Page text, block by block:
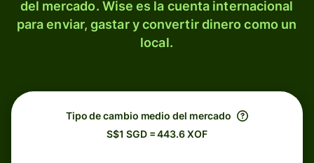
del mercado. Wise es la cuenta internacional
para enviar, gastar y convertir dinero como un
local.
Tipo de cambio medio del mercado
S$1 SGD = 443.6 XOF